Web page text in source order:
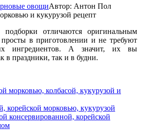
овощиАвтор: Антон Пол
отличаются оригинальным
в приготовлении и не требуют
ингредиентов. А значит, их вы
в праздники, так и в будни.
морковью, колбасой, кукурузой и
корейской морковью, кукурузой
консервированной, корейской